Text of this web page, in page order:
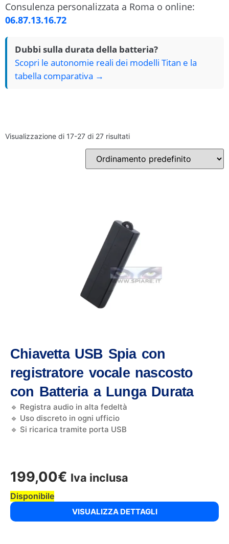
Consulenza personalizzata a Roma o online:
06.87.13.16.72
Dubbi sulla durata della batteria?
Scopri le autonomie reali dei modelli Titan e la
tabella comparativa →
Visualizzazione di 17-27 di 27 risultati
Chiavetta USB Spia con
registratore vocale nascosto
con Batteria a Lunga Durata
🔹 Registra audio in alta fedeltà
🔹 Uso discreto in ogni ufficio
🔹 Si ricarica tramite porta USB
199,00€ Iva inclusa
Disponibile
VISUALIZZA DETTAGLI